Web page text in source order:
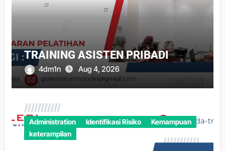
TRAINING ASISTEN PRIBADI
4dm1n Aug 4, 2026
Administration Identifikasi Risiko
Kemampuan
keterampilan